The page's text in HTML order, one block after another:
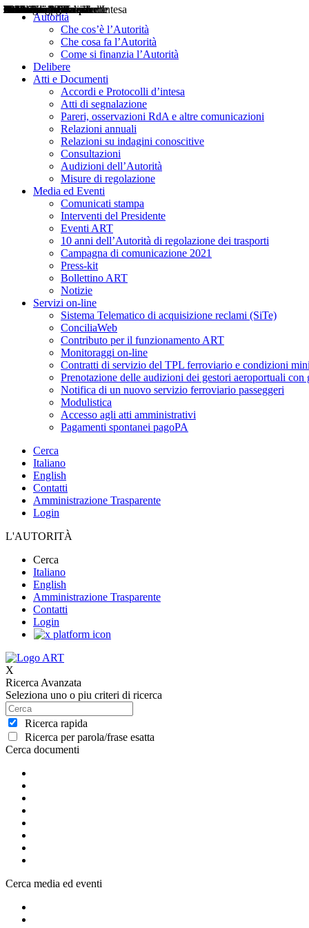
Autorità
Che cos’è l’Autorità
Che cosa fa l’Autorità
Come si finanzia l’Autorità
Delibere
Atti e Documenti
Accordi e Protocolli d’intesa
Atti di segnalazione
Pareri, osservazioni RdA e altre comunicazioni
Relazioni annuali
Relazioni su indagini conoscitive
Consultazioni
Audizioni dell’Autorità
Misure di regolazione
Media ed Eventi
Comunicati stampa
Interventi del Presidente
Eventi ART
10 anni dell’Autorità di regolazione dei trasporti
Campagna di comunicazione 2021
Press-kit
Bollettino ART
Notizie
Servizi on-line
Sistema Telematico di acquisizione reclami (SiTe)
ConciliaWeb
Contributo per il funzionamento ART
Monitoraggi on-line
Contratti di servizio del TPL ferroviario e condizioni
Prenotazione delle audizioni dei gestori aeroportuali con
Notifica di un nuovo servizio ferroviario passeggeri
Modulistica
Accesso agli atti amministrativi
Pagamenti spontanei pagoPA
Cerca
Italiano
English
Contatti
Amministrazione Trasparente
Login
L'AUTORITÀ
Cerca
Italiano
English
Amministrazione Trasparente
Contatti
Login
X
Ricerca Avanzata
Seleziona uno o piu criteri di ricerca
Ricerca rapida
Ricerca per parola/frase esatta
Cerca documenti
Delibere
Pareri
Consultazioni
Audizioni
Atti di Segnalazione
Accordi e Protocolli d'Intesa
Relazioni annuali
Misure di regolazione
Cerca media ed eventi
Notizie
Comunicati Stampa
Bollettini ART
Convegni ART
Interviste del Presidente
Articoli in primo piano
Interventi del Presidente
2004
2005
2010
2013
2014
2015
2016
2017
2018
2019
202
2020
2021
2022
2023
2024
2025
2026
Aereo
Marittimo
Terrestre